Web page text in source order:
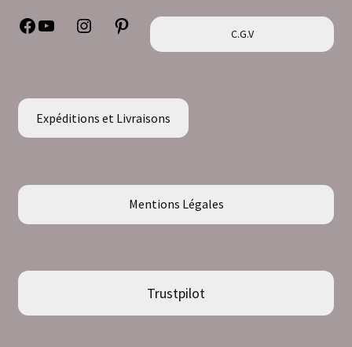
Facebook
YouTubeInstagram
Pinterest C.G.V
Expéditions et Livraisons
Mentions Légales
Trustpilot